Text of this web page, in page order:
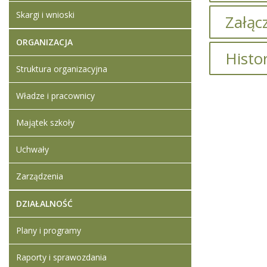
Brak
Skargi i wnioski
ORGANIZACJA
Struktura organizacyjna
Władze i pracownicy
Majątek szkoły
Uchwały
Zarządzenia
DZIAŁALNOŚĆ
Plany i programy
Raporty i sprawozdania